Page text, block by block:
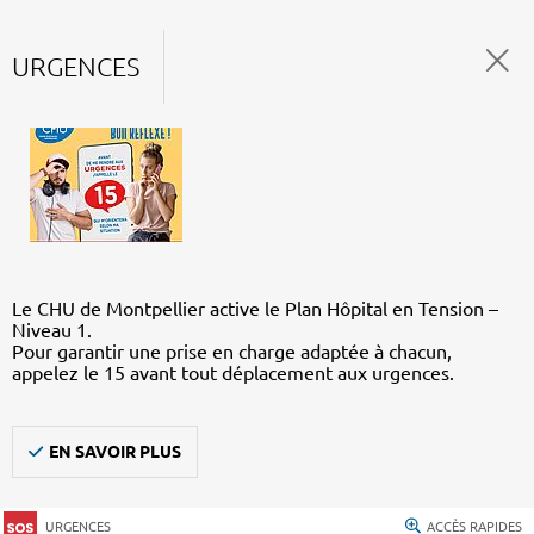
URGENCES
Le CHU de Montpellier active le Plan Hôpital en Tension –
Niveau 1.
Pour garantir une prise en charge adaptée à chacun,
appelez le 15 avant tout déplacement aux urgences.
EN SAVOIR PLUS
URGENCES ACCÈS RAPIDES